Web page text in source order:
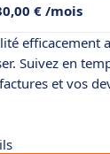
€ /mois
efficacement
Suivez en
et vos